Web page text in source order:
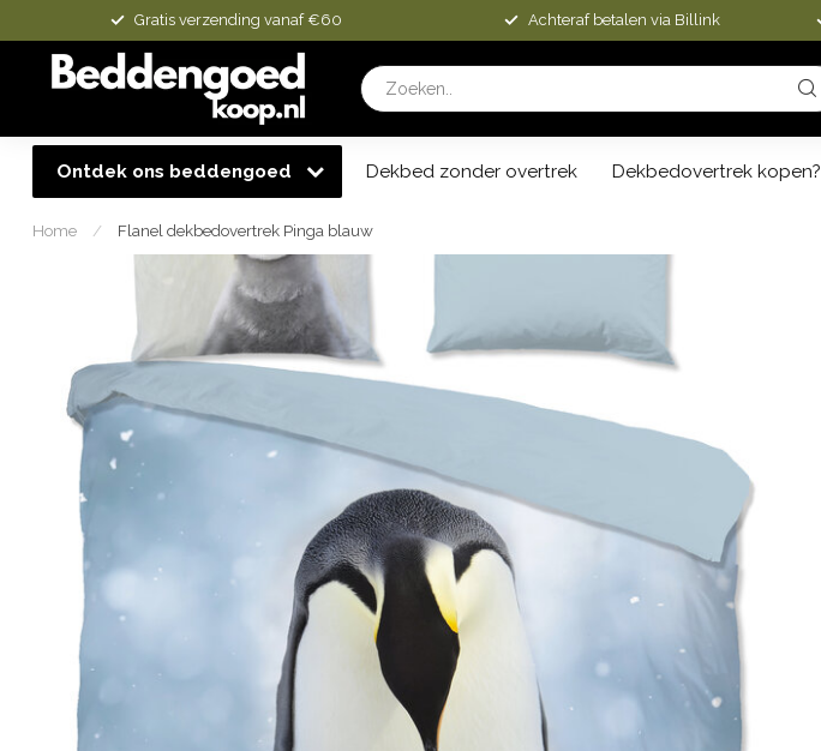
Gratis verzending vanaf €60 Achteraf betalen via Billink
Ontdek ons beddengoed Dekbed zonder overtrek Dekbedovertrek kopen?
Home / Flanel dekbedovertrek Pinga blauw